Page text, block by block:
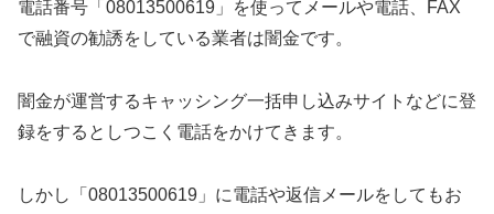
電話番号「08013500619」を使ってメールや電話、FAX
で融資の勧誘をしている業者は闇金です。
闇金が運営するキャッシング一括申し込みサイトなどに登
録をするとしつこく電話をかけてきます。
しかし「08013500619」に電話や返信メールをしてもお